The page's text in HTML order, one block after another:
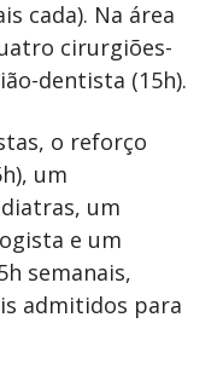
cada). Na área
cirurgiões-
dentista (15h).
o reforço
um
um
e um
semanais,
admitidos para